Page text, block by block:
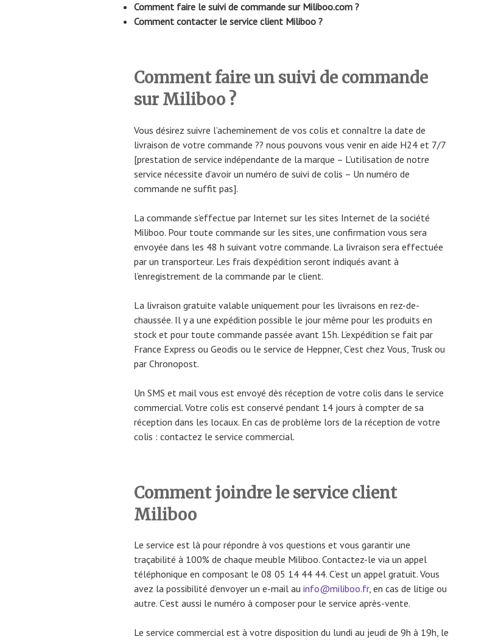
Comment faire le suivi de commande sur Miliboo.com ?
Comment contacter le service client Miliboo ?
Comment faire un suivi de commande
sur Miliboo ?
Vous désirez suivre l’acheminement de vos colis et connaître la date de
livraison de votre commande ?? nous pouvons vous venir en aide H24 et 7/7
[prestation de service indépendante de la marque – L’utilisation de notre
service nécessite d’avoir un numéro de suivi de colis – Un numéro de
commande ne suffit pas].
La commande s’effectue par Internet sur les sites Internet de la société
Miliboo. Pour toute commande sur les sites, une confirmation vous sera
envoyée dans les 48 h suivant votre commande. La livraison sera effectuée
par un transporteur. Les frais d’expédition seront indiqués avant à
l’enregistrement de la commande par le client.
La livraison gratuite valable uniquement pour les livraisons en rez-de-
chaussée. Il y a une expédition possible le jour même pour les produits en
stock et pour toute commande passée avant 15h. L’expédition se fait par
France Express ou Geodis ou le service de Heppner, C’est chez Vous, Trusk ou
par Chronopost.
Un SMS et mail vous est envoyé dès réception de votre colis dans le service
commercial. Votre colis est conservé pendant 14 jours à compter de sa
réception dans les locaux. En cas de problème lors de la réception de votre
colis : contactez le service commercial.
Comment joindre le service client
Miliboo
Le service est là pour répondre à vos questions et vous garantir une
traçabilité à 100% de chaque meuble Miliboo. Contactez-le via un appel
téléphonique en composant le 08 05 14 44 44. C’est un appel gratuit. Vous
avez la possibilité d’envoyer un e-mail au info@miliboo.fr, en cas de litige ou
autre. C’est aussi le numéro à composer pour le service après-vente.
Le service commercial est à votre disposition du lundi au jeudi de 9h à 19h, le